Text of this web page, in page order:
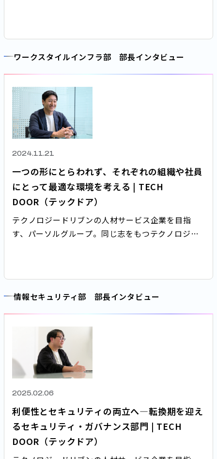
背景にある想いについて話を聞きました。
ワークスタイルインフラ部 部長インタビュー
2024.11.21
一つの形にとらわれず、それぞれの組織や社員
にとって最適な環境を考える | TECH
DOOR（テックドア）
テクノロジードリブンの人材サービス企業を目指
す、パーソルグループ。同じ志をもつテクノロジー
情報セキュリティ部 部長インタビュー
2025.02.06
利便性とセキュリティの両立へ―転換期を迎え
るセキュリティ・ガバナンス部門 | TECH
DOOR（テックドア）